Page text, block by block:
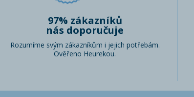
97% zákazníků
nás doporučuje
Rozumíme svým zákazníkům i jejich potřebám.
Ověřeno Heurekou.